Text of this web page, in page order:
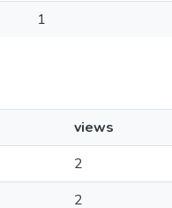
1
views
2
2